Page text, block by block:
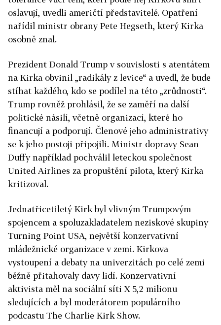
oslavují, uvedli američtí představitelé. Opatření
nařídil ministr obrany Pete Hegseth, který Kirka
osobně znal.
Prezident Donald Trump v souvislosti s atentátem
na Kirka obvinil „radikály z levice“ a uvedl, že bude
stíhat každého, kdo se podílel na této „zrůdnosti“.
Trump rovněž prohlásil, že se zaměří na další
politické násilí, včetně organizací, které ho
financují a podporují. Členové jeho administrativy
se k jeho postoji připojili. Ministr dopravy Sean
Duffy například pochválil leteckou společnost
United Airlines za propuštění pilota, který Kirka
kritizoval.
Jednatřicetiletý Kirk byl vlivným Trumpovým
spojencem a spoluzakladatelem neziskové skupiny
Turning Point USA, největší konzervativní
mládežnické organizace v zemi. Kirkova
vystoupení a debaty na univerzitách po celé zemi
běžně přitahovaly davy lidí. Konzervativní
aktivista měl na sociální síti X 5,2 milionu
sledujících a byl moderátorem populárního
podcastu The Charlie Kirk Show.